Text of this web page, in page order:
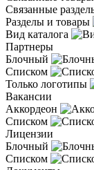
Связанные
Разделы и товары
Вид каталога
Партнеры
Блочный
Списком
Только логотипы
Вакансии
Аккордеон
Списком
Лицензии
Блочный
Списком